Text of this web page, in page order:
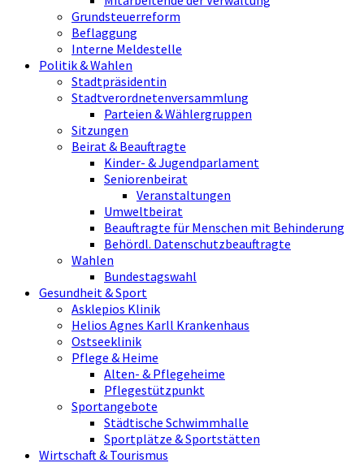
Grundsteuerreform
Beflaggung
Interne Meldestelle
Politik & Wahlen
Stadtpräsidentin
Stadtverordnetenversammlung
Parteien & Wählergruppen
Sitzungen
Beirat & Beauftragte
Kinder- & Jugendparlament
Seniorenbeirat
Veranstaltungen
Umweltbeirat
Beauftragte für Menschen mit Behinderung
Behördl. Datenschutzbeauftragte
Wahlen
Bundestagswahl
Gesundheit & Sport
Asklepios Klinik
Helios Agnes Karll Krankenhaus
Ostseeklinik
Pflege & Heime
Alten- & Pflegeheime
Pflegestützpunkt
Sportangebote
Städtische Schwimmhalle
Sportplätze & Sportstätten
Wirtschaft & Tourismus